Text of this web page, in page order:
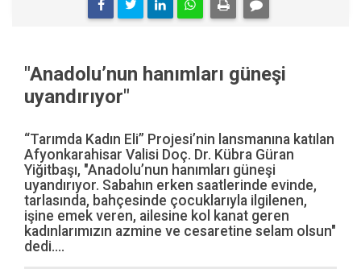
"Anadolu’nun hanımları güneşi
uyandırıyor"
“Tarımda Kadın Eli” Projesi’nin lansmanına katılan
Afyonkarahisar Valisi Doç. Dr. Kübra Güran
Yiğitbaşı, "Anadolu’nun hanımları güneşi
uyandırıyor. Sabahın erken saatlerinde evinde,
tarlasında, bahçesinde çocuklarıyla ilgilenen,
işine emek veren, ailesine kol kanat geren
kadınlarımızın azmine ve cesaretine selam olsun"
dedi....